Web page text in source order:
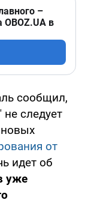
–
в
сообщил,
следует
от
идет об
уже